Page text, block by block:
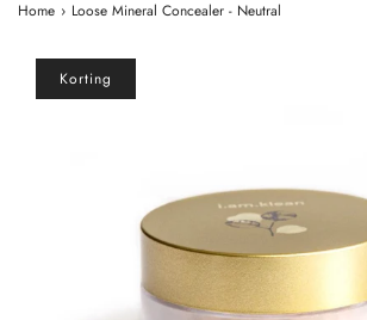
Home › Loose Mineral Concealer - Neutral
Korting